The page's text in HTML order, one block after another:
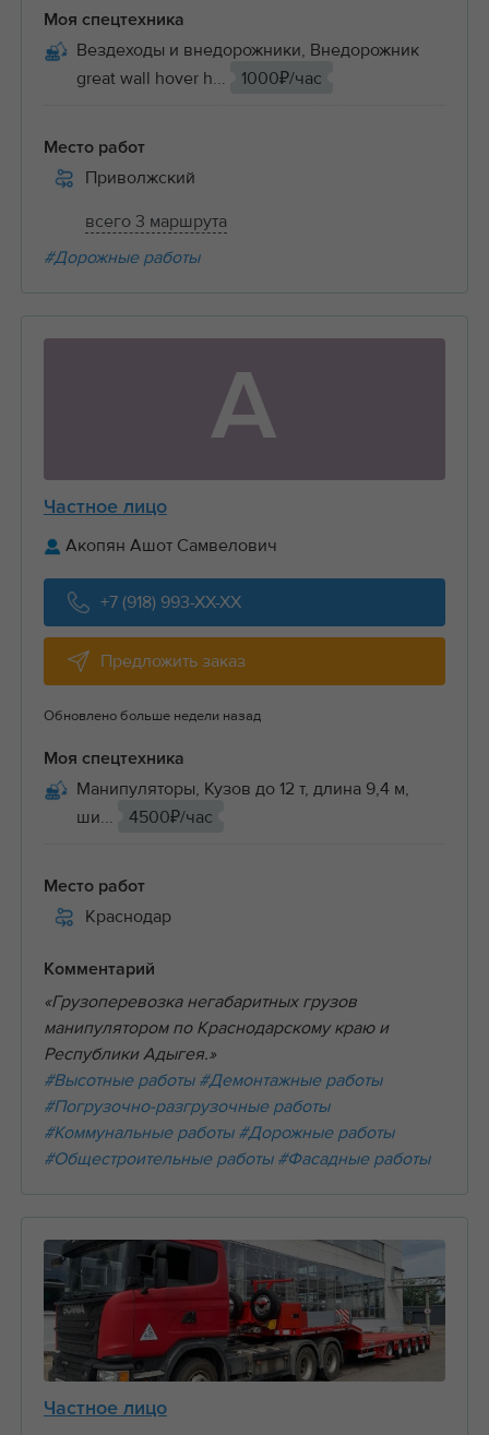
Моя спецтехника
Вездеходы и внедорожники, Внедорожник
great wall hover h...
1000₽/час
Место работ
Приволжский
всего 3 маршрута
#Дорожные работы
А
Частное лицо
Акопян Ашот Самвелович
+7 (918) 993-XX-XX
Предложить заказ
Обновлено больше недели назад
Моя спецтехника
Манипуляторы, Кузов до 12 т, длина 9,4 м,
ши...
4500₽/час
Место работ
Краснодар
Комментарий
«Грузоперевозка негабаритных грузов
манипулятором по Краснодарскому краю и
Республики Адыгея.»
#Высотные работы #Демонтажные работы
#Погрузочно-разгрузочные работы
#Коммунальные работы #Дорожные работы
#Общестроительные работы #Фасадные работы
Частное лицо